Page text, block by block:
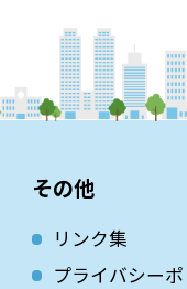
その他
リンク集
プライバシー